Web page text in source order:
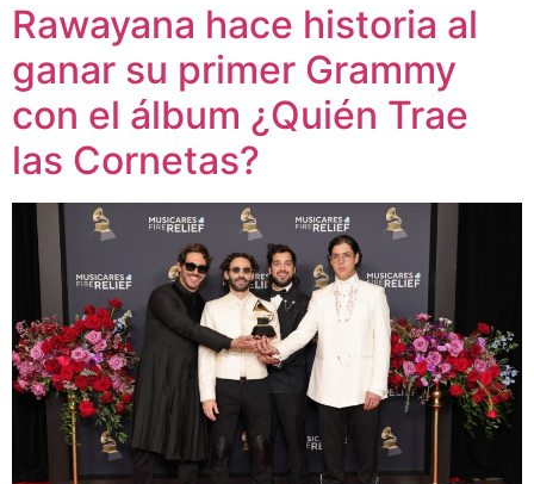
Rawayana hace historia al
ganar su primer Grammy
con el álbum ¿Quién Trae
las Cornetas?